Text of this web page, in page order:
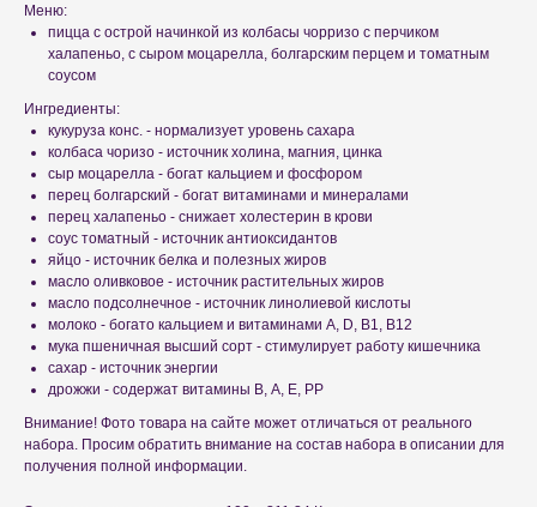
Меню:
пицца с острой начинкой из колбасы чорризо с перчиком
халапеньо, с сыром моцарелла, болгарским перцем и томатным
соусом
Ингредиенты:
кукуруза конс. - нормализует уровень сахара
колбаса чоризо - источник холина, магния, цинка
сыр моцарелла - богат кальцием и фосфором
перец болгарский - богат витаминами и минералами
перец халапеньо - снижает холестерин в крови
соус томатный - источник антиоксидантов
яйцо - источник белка и полезных жиров
масло оливковое - источник растительных жиров
масло подсолнечное - источник линолиевой кислоты
молоко - богато кальцием и витаминами A, D, B1, B12
мука пшеничная высший сорт - стимулирует работу кишечника
сахар - источник энергии
дрожжи - содержат витамины В, А, Е, РР
Внимание! Фото товара на сайте может отличаться от реального
набора. Просим обратить внимание на состав набора в описании для
получения полной информации.